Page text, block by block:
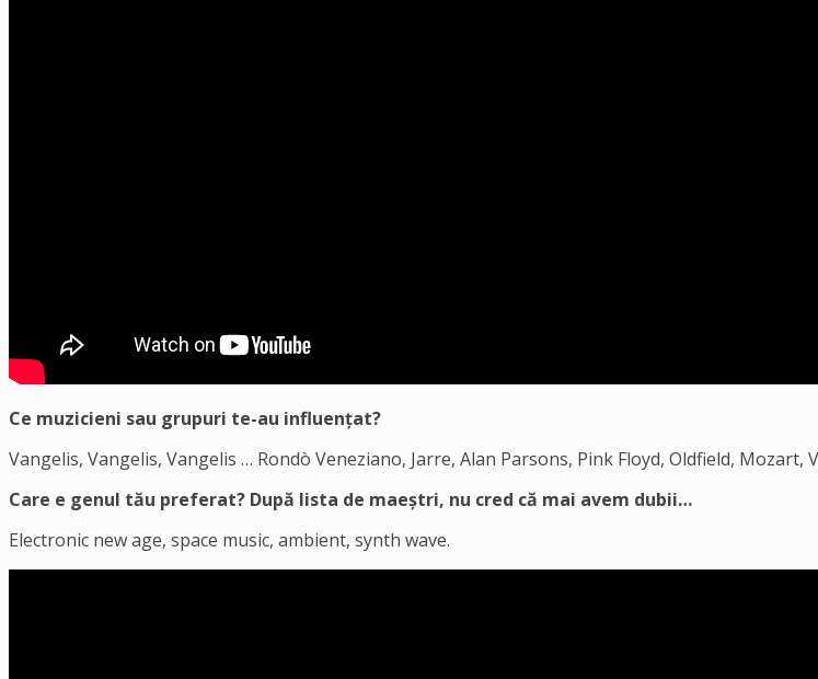
Ce muzicieni sau grupuri te-au influențat?
Vangelis, Vangelis, Vangelis … Rondò Veneziano, Jarre, Alan Parsons, Pink Floyd, Oldfield, Mozart,
Care e genul tău preferat? După lista de maeștri, nu cred că mai avem dubii…
Electronic new age, space music, ambient, synth wave.